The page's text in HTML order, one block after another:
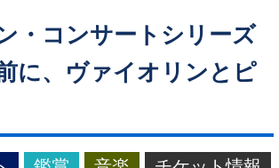
・コンサートシリーズ
に、ヴァイオリンとピ